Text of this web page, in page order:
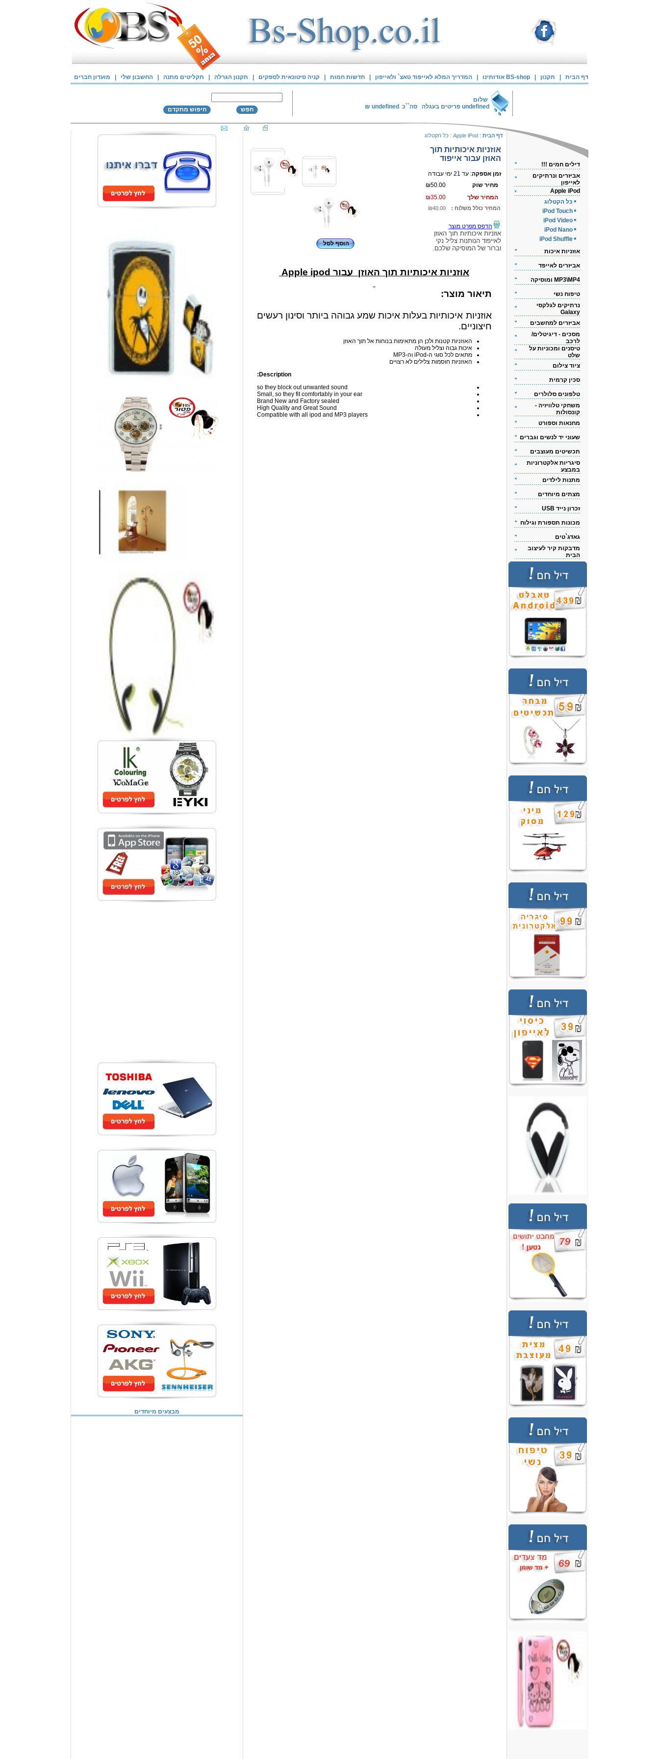
דף הבית תקנון אודותינו BS-shop המדריך המלא לאייפוד טאצ` ולאייפון חדשות חמות קניה סיטונאית לספקים תקנון הגרלה תקליטים מתנה החשבון שלי מועדון חברים
שלום
undefined פריטים בעגלה סה``כ undefined
₪ חפש חיפוש מתקדם
מבצעים מיוחדים
דף הבית :
Apple iPod
:כל הקטלוג
הוסף לסל
אוזניות איכותיות תוך
האוזן עבור אייפוד
זמן אספקה: עד 21 ימי עבודה
₪50.00
מחיר שוק
₪35.00
המחיר שלך
₪40.00 המחיר כולל משלוח :
הדפס מפרט מוצר
אוזניות איכותיות תוך האוזן
לאייפוד הנותנות צליל נקי
וברור של המוסיקה שלכם.
אוזניות איכותיות תוך האוזן עבור Apple ipod
תיאור מוצר:
אוזניות איכותיות בעלות איכות שמע גבוהה ביותר וסינון רעשים
חיצוניים.
האוזניות קטנות ולכן הן מתאימות בנוחות אל תוך האוזן
איכות גבוה וצליל מעולה
מתאים לכל סוגי ה-iPod וה-MP3
האוזניות חוסמות צלילים לא רצויים
Description:
so they block out unwanted sound
Small, so they fit comfortably in your ear
Brand New and Factory sealed
High Quality and Great Sound
Compatible with all ipod and MP3 players
דילים חמים !!!
אביזרים ונרתיקים
לאייפון
Apple iPod
כל הקטלוג
iPod Touch
iPod Video
iPod Nano
iPod Shuffle
אוזניות איכות
אביזרים לאייפד
MP3\MP4 ומוסיקה
טיפוח נשי
נרתיקים לגלקסי
Galaxy
אביזרים למחשבים
מסכים - דיגיטלים/
לרכב
טיסנים ומכוניות על
שלט
ציוד צילום
סכין קרמית
טלפונים סלולרים
משחקי טלוויזיה -
קונסולות
מחנאות וספורט
שעוני יד לנשים וגברים
תכשיטים מעוצבים
סיגריות אלקטרוניות
במבצע
מתנות לילדים
מצתים מיוחדים
זכרון נייד USB
מכונות תספורת וגילוח
גאדג`טים
מדבקות קיר לעיצוב
הבית